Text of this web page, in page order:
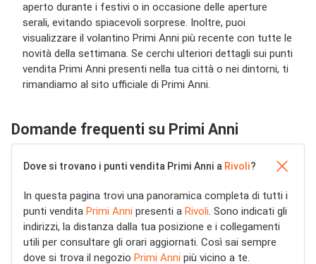
aperto durante i festivi o in occasione delle aperture
serali, evitando spiacevoli sorprese. Inoltre, puoi
visualizzare il volantino Primi Anni più recente con tutte le
novità della settimana. Se cerchi ulteriori dettagli sui punti
vendita Primi Anni presenti nella tua città o nei dintorni, ti
rimandiamo al sito ufficiale di Primi Anni.
Domande frequenti su Primi Anni
Dove si trovano i punti vendita Primi Anni a Rivoli?
In questa pagina trovi una panoramica completa di tutti i
punti vendita Primi Anni presenti a Rivoli. Sono indicati gli
indirizzi, la distanza dalla tua posizione e i collegamenti
utili per consultare gli orari aggiornati. Così sai sempre
dove si trova il negozio Primi Anni più vicino a te.